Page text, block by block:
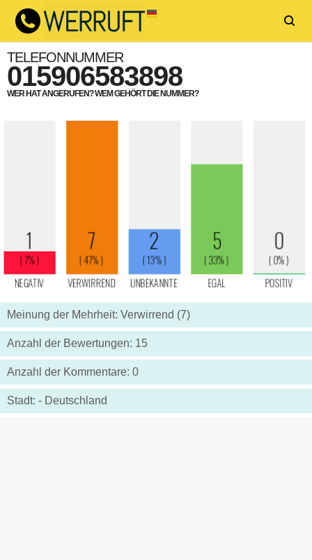
TELEFONNUMMER
015906583898
WER HAT ANGERUFEN? WEM GEHÖRT DIE NUMMER?
Meinung der Mehrheit: Verwirrend (7)
Anzahl der Bewertungen: 15
Anzahl der Kommentare: 0
Stadt: - Deutschland